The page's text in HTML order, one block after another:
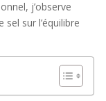
j’observe
sur l’équilibre